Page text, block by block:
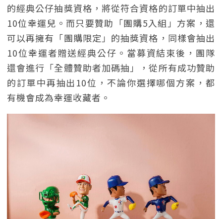
的經典公仔抽獎資格，將從符合資格的訂單中抽出
10位幸運兒。而只要贊助「團購5入組」方案，還
可以再擁有「團購限定」的抽獎資格，同樣會抽出
10位幸運者贈送經典公仔。當募資結束後，團隊
還會進行「全體贊助者加碼抽」，從所有成功贊助
的訂單中再抽出10位，不論你選擇哪個方案，都
有機會成為幸運收藏者。